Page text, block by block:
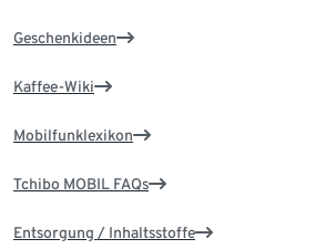
Geschenkideen
Kaffee-Wiki
Mobilfunklexikon
Tchibo MOBIL FAQs
Entsorgung / Inhaltsstoffe